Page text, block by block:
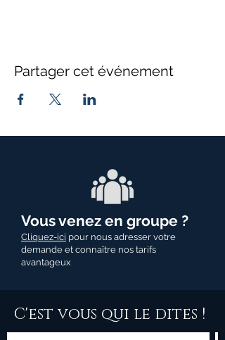
Partager cet événement
Vous venez en groupe ?
Cliquez-ici pour nous adresser votre
demande et connaître nos tarifs
avantageux
C'est vous qui le dites !